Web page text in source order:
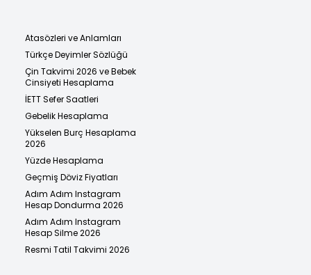
Atasözleri ve Anlamları
Türkçe Deyimler Sözlüğü
Çin Takvimi 2026 ve Bebek
Cinsiyeti Hesaplama
İETT Sefer Saatleri
Gebelik Hesaplama
Yükselen Burç Hesaplama
2026
Yüzde Hesaplama
Geçmiş Döviz Fiyatları
Adım Adım Instagram
Hesap Dondurma 2026
Adım Adım Instagram
Hesap Silme 2026
Resmi Tatil Takvimi 2026